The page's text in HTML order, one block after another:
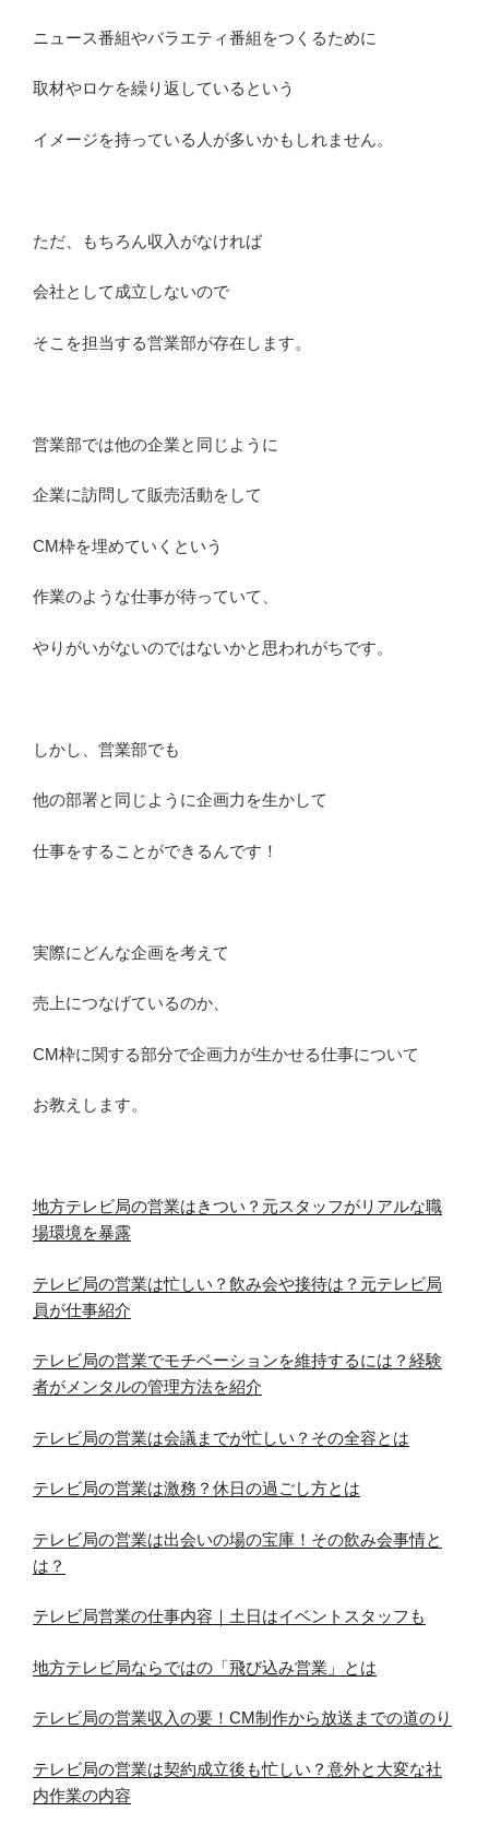
ニュース番組やバラエティ番組をつくるために
取材やロケを繰り返しているという
イメージを持っている人が多いかもしれません。
ただ、もちろん収入がなければ
会社として成立しないので
そこを担当する営業部が存在します。
営業部では他の企業と同じように
企業に訪問して販売活動をして
CM枠を埋めていくという
作業のような仕事が待っていて、
やりがいがないのではないかと思われがちです。
しかし、営業部でも
他の部署と同じように企画力を生かして
仕事をすることができるんです！
実際にどんな企画を考えて
売上につなげているのか、
CM枠に関する部分で企画力が生かせる仕事について
お教えします。
地方テレビ局の営業はきつい？元スタッフがリアルな職
場環境を暴露
テレビ局の営業は忙しい？飲み会や接待は？元テレビ局
員が仕事紹介
テレビ局の営業でモチベーションを維持するには？経験
者がメンタルの管理方法を紹介
テレビ局の営業は会議までが忙しい？その全容とは
テレビ局の営業は激務？休日の過ごし方とは
テレビ局の営業は出会いの場の宝庫！その飲み会事情と
は？
テレビ局営業の仕事内容｜土日はイベントスタッフも
地方テレビ局ならではの「飛び込み営業」とは
テレビ局の営業収入の要！CM制作から放送までの道のり
テレビ局の営業は契約成立後も忙しい？意外と大変な社
内作業の内容